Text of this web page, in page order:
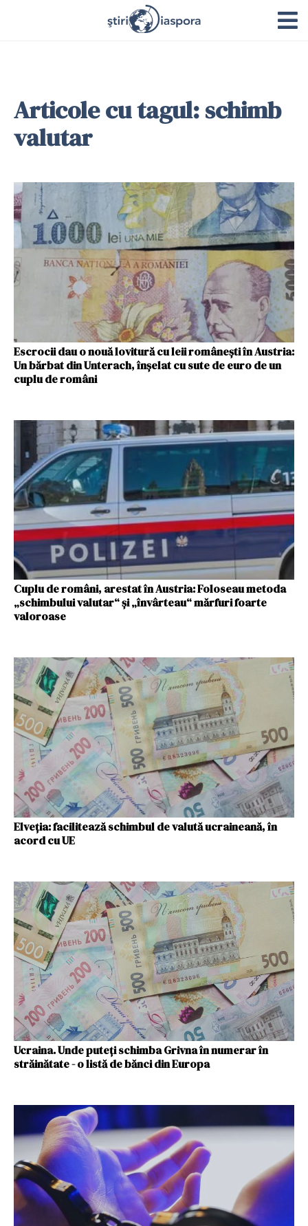
Articole cu tagul: schimb
valutar
Escrocii dau o nouă lovitură cu leii românești în Austria:
Un bărbat din Unterach, înșelat cu sute de euro de un
cuplu de români
Cuplu de români, arestat în Austria: Foloseau metoda
„schimbului valutar“ și „învârteau“ mărfuri foarte
valoroase
Elveția: facilitează schimbul de valută ucraineană, în
acord cu UE
Ucraina. Unde puteți schimba Grivna în numerar în
străinătate - o listă de bănci din Europa